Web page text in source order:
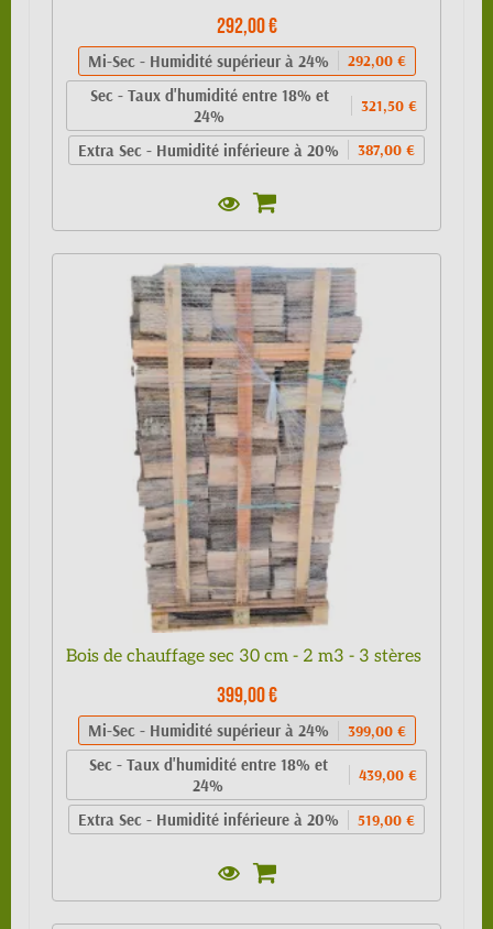
292,00 €
Mi-Sec - Humidité supérieur à 24% 292,00 €
Sec - Taux d'humidité entre 18% et
24%
321,50 €
Extra Sec - Humidité inférieure à 20% 387,00 €
Bois de chauffage sec 30 cm - 2 m3 - 3 stères
399,00 €
Mi-Sec - Humidité supérieur à 24% 399,00 €
Sec - Taux d'humidité entre 18% et
24%
439,00 €
Extra Sec - Humidité inférieure à 20% 519,00 €